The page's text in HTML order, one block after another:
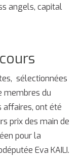
angels, capital
sélectionnées
membres du
affaires, ont été
prix des main de
pour la
Eva KAILI.